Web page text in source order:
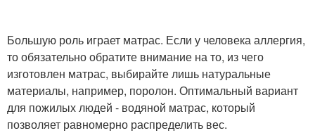
Большую роль играет матрас. Если у человека аллергия,
то обязательно обратите внимание на то, из чего
изготовлен матрас, выбирайте лишь натуральные
материалы, например, поролон. Оптимальный вариант
для пожилых людей - водяной матрас, который
позволяет равномерно распределить вес.